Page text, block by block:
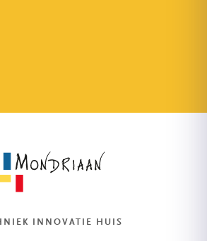
INNOVATIE HUIS